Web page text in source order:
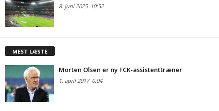
8. juni 202510:52
MEST LÆSTE
Morten Olsen er ny FCK-assistenttræner
1. april 20170:04